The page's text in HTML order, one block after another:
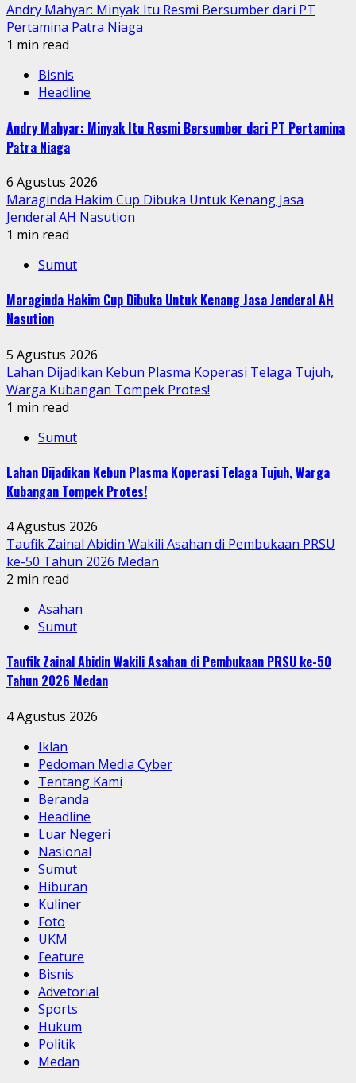
Andry Mahyar: Minyak Itu Resmi Bersumber dari PT
Pertamina Patra Niaga
1 min read
Bisnis
Headline
Andry Mahyar: Minyak Itu Resmi Bersumber dari PT Pertamina
Patra Niaga
6 Agustus 2026
Maraginda Hakim Cup Dibuka Untuk Kenang Jasa
Jenderal AH Nasution
1 min read
Sumut
Maraginda Hakim Cup Dibuka Untuk Kenang Jasa Jenderal AH
Nasution
5 Agustus 2026
Lahan Dijadikan Kebun Plasma Koperasi Telaga Tujuh,
Warga Kubangan Tompek Protes!
1 min read
Sumut
Lahan Dijadikan Kebun Plasma Koperasi Telaga Tujuh, Warga
Kubangan Tompek Protes!
4 Agustus 2026
Taufik Zainal Abidin Wakili Asahan di Pembukaan PRSU
ke-50 Tahun 2026 Medan
2 min read
Asahan
Sumut
Taufik Zainal Abidin Wakili Asahan di Pembukaan PRSU ke-50
Tahun 2026 Medan
4 Agustus 2026
Iklan
Pedoman Media Cyber
Tentang Kami
Beranda
Headline
Luar Negeri
Nasional
Sumut
Hiburan
Kuliner
Foto
UKM
Feature
Bisnis
Advetorial
Sports
Hukum
Politik
Medan